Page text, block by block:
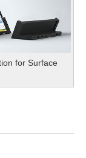
for Surface